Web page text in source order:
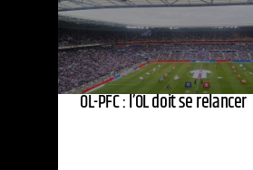
OL-PFC : l’OL doit se relancer